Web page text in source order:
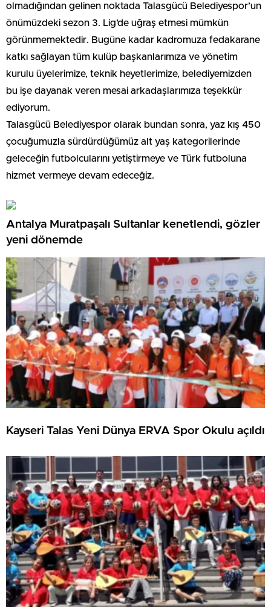
olmadığından gelinen noktada Talasgücü Belediyespor’un
önümüzdeki sezon 3. Lig’de uğraş etmesi mümkün
görünmemektedir. Bugüne kadar kadromuza fedakarane
katkı sağlayan tüm kulüp başkanlarımıza ve yönetim
kurulu üyelerimize, teknik heyetlerimize, belediyemizden
bu işe dayanak veren mesai arkadaşlarımıza teşekkür
ediyorum.
Talasgücü Belediyespor olarak bundan sonra, yaz kış 450
çocuğumuzla sürdürdüğümüz alt yaş kategorilerinde
geleceğin futbolcularını yetiştirmeye ve Türk futboluna
hizmet vermeye devam edeceğiz.
Antalya Muratpaşalı Sultanlar kenetlendi, gözler
yeni dönemde
Kayseri Talas Yeni Dünya ERVA Spor Okulu açıldı